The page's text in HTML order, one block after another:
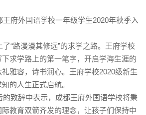
外国语学校一年级学生2020年秋季入
路漫漫其修远”的求学之路。王府学校
求学路上的第一笔字，开启学海生涯的
雅容，诗书润心。 王府学校2020级新生
的人生正式启航。
辞中表示，成都王府外国语学校将秉
教育双箭齐发的理念，让孩子们保持中